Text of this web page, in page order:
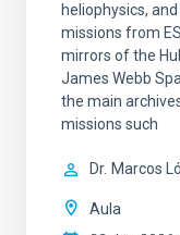
heliophysics,
missions from
mirrors of the
James Webb
the main
missions such
Dr. Marcos
Aula